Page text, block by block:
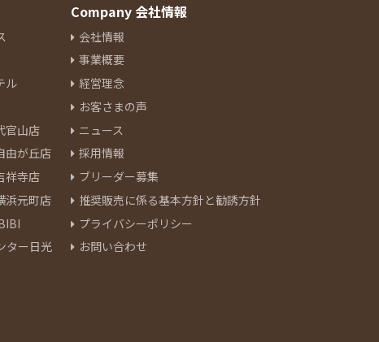
ル
官山店
由が丘店
祥寺店
浜元町店
ター日光
Company 会社情報
会社情報
事業概要
経営理念
お客さまの声
ニュース
採用情報
ブリーダー募集
推奨販売に係る基本方針と勧誘方針
プライバシーポリシー
お問い合わせ